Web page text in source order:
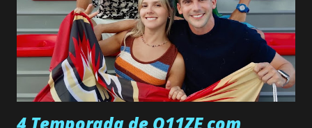
Paula sobre a suposta infidelidade de Gabriel com Joana.
Rogerio consegue se livrar de todas as suspeitas pelo
desaparecimento de Francisco, apontando que ele poderia
ter sido vítima da fúria de Gabriel. Artur informa a Gabriel
que a clínica inseminou por engano outra paciente, que está
...